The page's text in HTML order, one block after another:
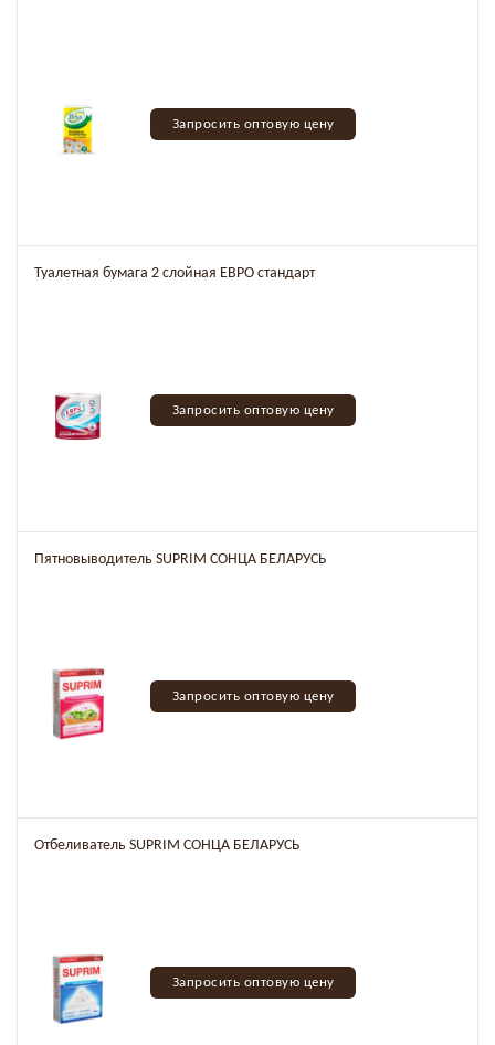
Запросить оптовую цену
Туалетная бумага 2 слойная ЕВРО стандарт
Запросить оптовую цену
Пятновыводитель SUPRIM СОНЦА БЕЛАРУСЬ
Запросить оптовую цену
Отбеливатель SUPRIM СОНЦА БЕЛАРУСЬ
Запросить оптовую цену